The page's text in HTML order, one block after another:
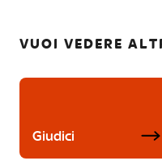
VUOI VEDERE
Giudici